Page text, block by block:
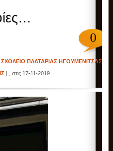
0
ΠΛΑΤΑΡΙΑΣ ΗΓΟΥΜΕΝΙΤΣΑΣ
| , στις 17-11-2019